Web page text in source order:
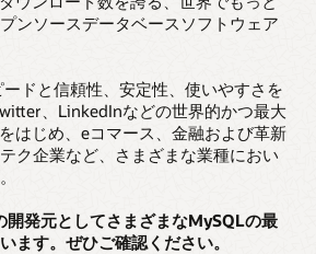
ンソースデータベースソフトウェア
ドと信頼性、安定性、使いやすさを
、LinkedInなどの世界的かつ最大
はじめ、eコマース、金融および革新
ク企業など、さまざまな業種におい
発元としてさまざまなMySQLの最
ます。ぜひご確認ください。